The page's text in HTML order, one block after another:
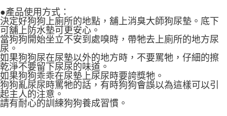
●產品使用方式：
決定好狗狗上廁所的地點，舖上消臭大師狗尿墊。底下
可舖上防水墊可更安心。
當狗狗開始坐立不安到處嗅時，帶牠去上廁所的地方尿
尿。
如果狗狗尿在尿墊以外的地方時，不要罵牠，仔細的擦
乾淨不要留下尿尿的味道。
如果狗狗乖乖在尿墊上尿尿時要誇獎牠。
狗狗亂尿尿時罵牠的話，有時狗狗會誤以為這樣可以引
起主人的注意。
請有耐心的訓練狗狗養成習慣。